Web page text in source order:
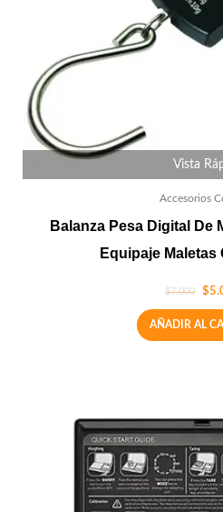
Vista
Accesorios
Balanza Pesa Digital De
Equipaje Maletas
$7.000 $
AÑADIR AL